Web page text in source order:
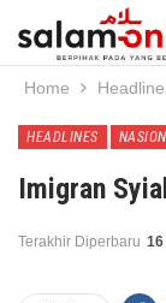
Home
HEADLINES
Imigran
Terakhir Diperbaru